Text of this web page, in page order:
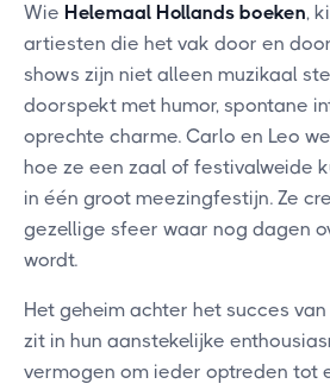
Wie Helemaal Hollands boeken,
artiesten die het vak door en
shows zijn niet alleen muzikaal
doorspekt met humor, spontane
oprechte charme. Carlo en Leo
hoe ze een zaal of festivalweide
in één groot meezingfestijn. Ze
gezellige sfeer waar nog dagen
wordt.
Het geheim achter het succes van
zit in hun aanstekelijke
vermogen om ieder optreden tot